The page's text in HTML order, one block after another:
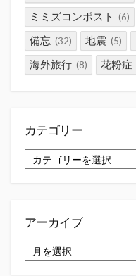
ミミズコンポスト (6)
備忘 (32) 地震 (5)
海外旅行 (8) 花粉症
カテゴリー
テ
アーカイブ
ー